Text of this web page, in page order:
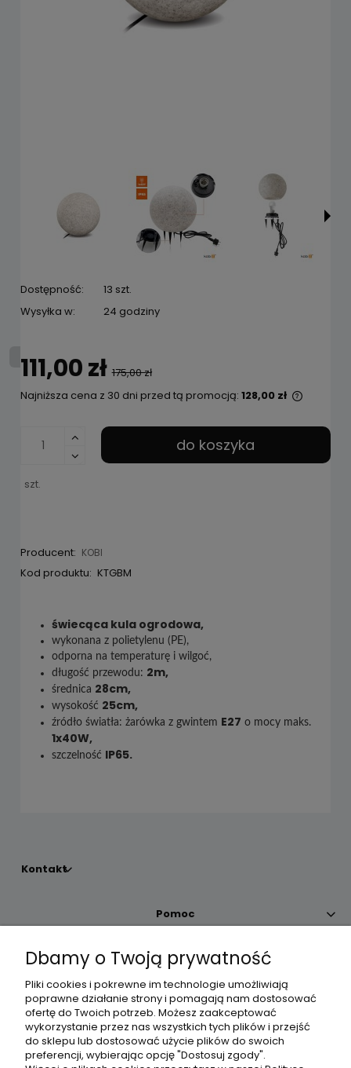
Dostępność:
13 szt.
Wysyłka w:
24 godziny
111,00 zł 175,00 zł
Najniższa cena z 30 dni przed tą promocją: 128,00 zł
niż 30
szt.
do koszyka
Producent: KOBI
Kod produktu: KTGBM
świecąca kula ogrodowa,
wykonana z polietylenu (PE),
odporna na temperaturę i wilgoć,
długość przewodu: 2m,
średnica 28cm,
wysokość 25cm,
źródło światła: żarówka z gwintem E27 o mocy maks.
1x40W,
szczelność IP65.
Kontakt
Pomoc
Moje konto
Płatności i dostawa
Informacje
Dbamy o Twoją prywatność
Pliki cookies i pokrewne im technologie umożliwiają
poprawne działanie strony i pomagają nam dostosować
ofertę do Twoich potrzeb. Możesz zaakceptować
wykorzystanie przez nas wszystkich tych plików i przejść
do sklepu lub dostosować użycie plików do swoich
preferencji, wybierając opcję "Dostosuj zgody".